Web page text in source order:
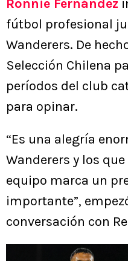
Ronnie Fernández
fútbol profesional
Wanderers. De
Selección Chilena
períodos del club
para opinar.
“Es una alegría
Wanderers y los
equipo marca un
importante”,
conversación con